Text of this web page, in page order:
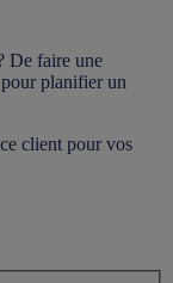
De faire une
planifier un
client pour vos